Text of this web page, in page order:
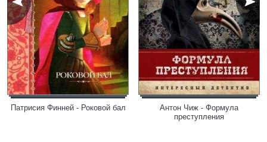
Патрисия Финней - Роковой бал
Антон Чиж - Формула
преступления